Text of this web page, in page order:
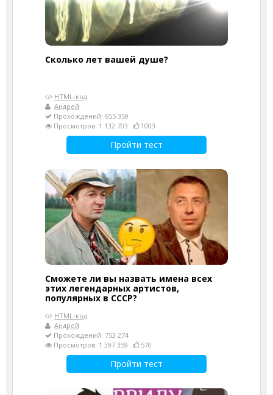
Cколько лет вашей душе?
HTML-код
Андрей
Прохождений: 655 359
Просмотров: 1 132 703
1003
Пройти тест
Сможете ли вы назвать имена всех
этих легендарных артистов,
популярных в СССР?
HTML-код
Андрей
Прохождений: 753 274
Просмотров: 1 397 359
570
Пройти тест